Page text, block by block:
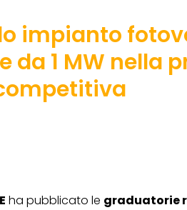
impianto
da 1 MW nella
ha pubblicato le graduatorie